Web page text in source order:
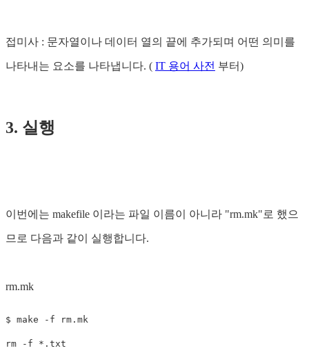
접미사 : 문자열이나 데이터 열의 끝에 추가되며 어떤 의미를
나타내는 요소를 나타냅니다. ( IT 용어 사전 부터)
3. 실행
이번에는 makefile 이라는 파일 이름이 아니라 "rm.mk"로 했으
므로 다음과 같이 실행합니다.
rm.mk
$ make -f
rm -f *